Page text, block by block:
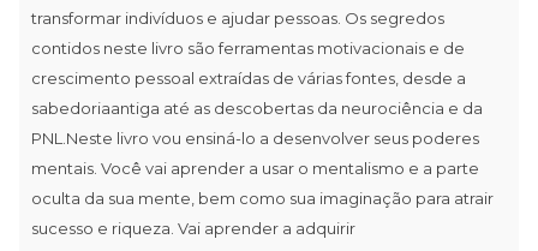
transformar indivíduos e ajudar pessoas. Os segredos
contidos neste livro são ferramentas motivacionais e de
crescimento pessoal extraídas de várias fontes, desde a
sabedoriaantiga até as descobertas da neurociência e da
PNL.Neste livro vou ensiná-lo a desenvolver seus poderes
mentais. Você vai aprender a usar o mentalismo e a parte
oculta da sua mente, bem como sua imaginação para atrair
sucesso e riqueza. Vai aprender a adquirir